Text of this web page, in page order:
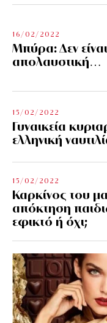
16/02/2022
Μπύρα: Δεν
απολαυστική…
15/02/2022
Γυναικεία
ελληνική
15/02/2022
Καρκίνος του
απόκτηση
εφικτό ή όχι;